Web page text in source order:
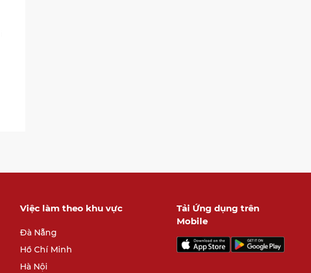
Việc làm theo khu vực
Đà Nẵng
Hồ Chí Minh
Hà Nội
Tải Ứng dụng trên
Mobile